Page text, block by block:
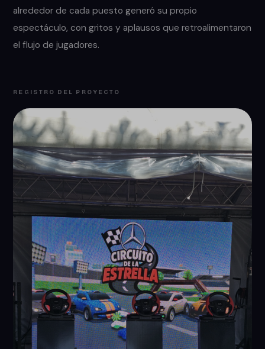
alrededor de cada puesto generó su propio
espectáculo, con gritos y aplausos que retroalimentaron
el flujo de jugadores.
REGISTRO DEL PROYECTO